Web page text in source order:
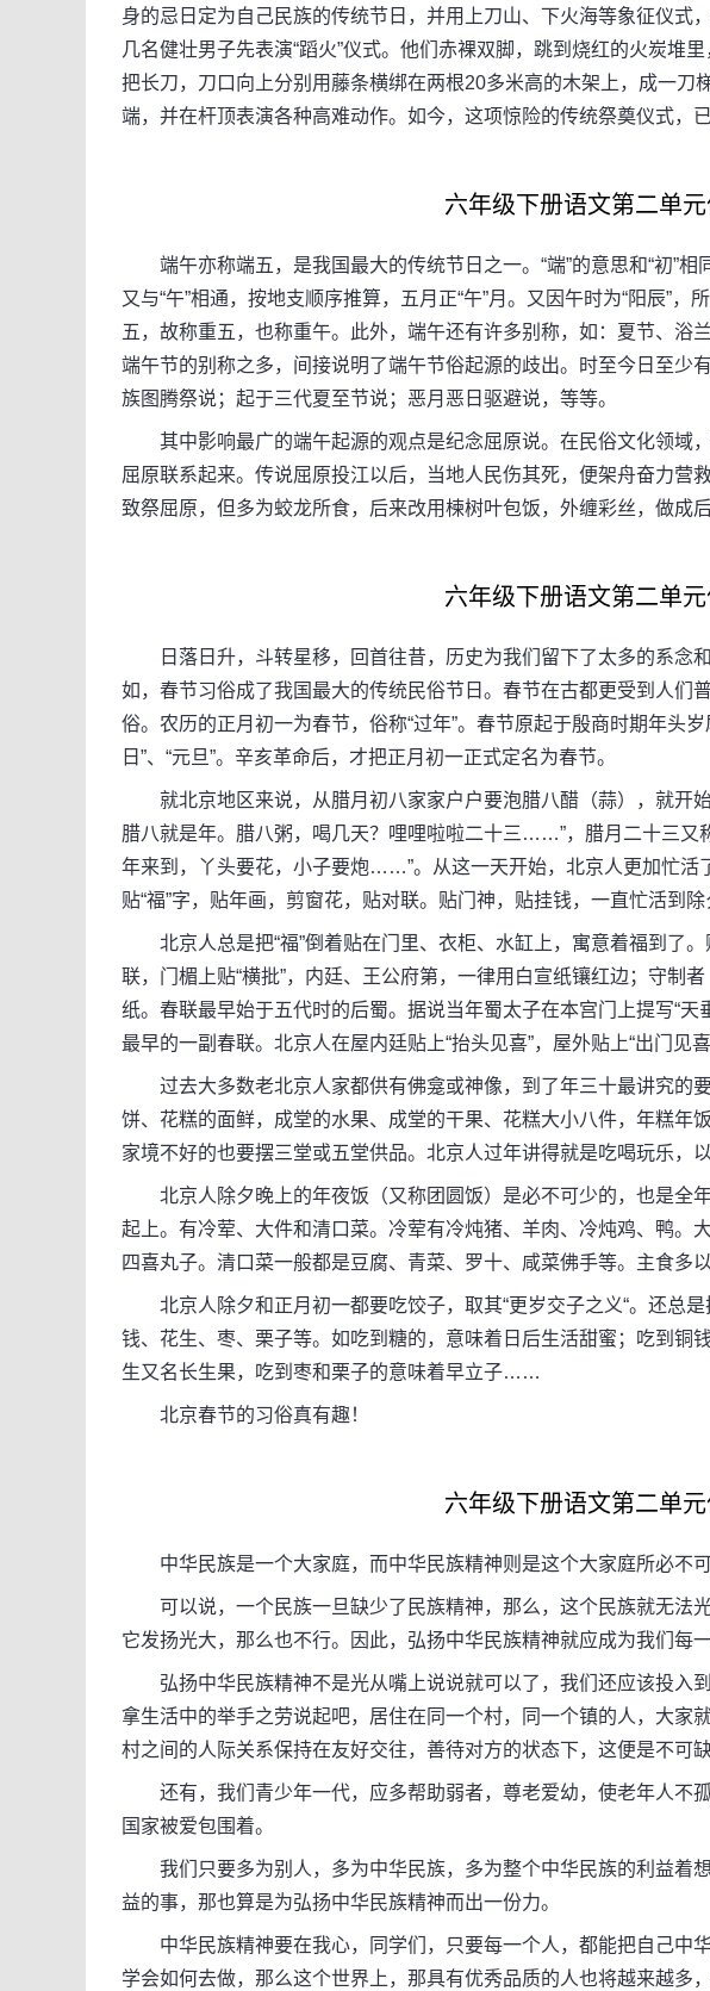
身的忌日定为自己民族的传统节日，并用上刀山、下火海等象征仪式
几名健壮男子先表演“蹈火”仪式。他们赤裸双脚，跳到烧红的火炭堆
把长刀，刀口向上分别用藤条横绑在两根20多米高的木架上，成一刀
端，并在杆顶表演各种高难动作。如今，这项惊险的传统祭奠仪式，
六年级下册语文第二单元
端午亦称端五，是我国最大的传统节日之一。“端”的意思和“初”相同
又与“午”相通，按地支顺序推算，五月正“午”月。又因午时为“阳辰”，
五，故称重五，也称重午。此外，端午还有许多别称，如：夏节、浴
端午节的别称之多，间接说明了端午节俗起源的歧出。时至今日至少
族图腾祭说；起于三代夏至节说；恶月恶日驱避说，等等。
其中影响最广的端午起源的观点是纪念屈原说。在民俗文化领域
屈原联系起来。传说屈原投江以后，当地人民伤其死，便架舟奋力营
致祭屈原，但多为蛟龙所食，后来改用楝树叶包饭，外缠彩丝，做成
六年级下册语文第二单元
日落日升，斗转星移，回首往昔，历史为我们留下了太多的系念和
如，春节习俗成了我国最大的传统民俗节日。春节在古都更受到人们
俗。农历的正月初一为春节，俗称“过年”。春节原起于殷商时期年头
日”、“元旦”。辛亥革命后，才把正月初一正式定名为春节。
就北京地区来说，从腊月初八家家户户要泡腊八醋（蒜），就开始
腊八就是年。腊八粥，喝几天？哩哩啦啦二十三……”，腊月二十三又
年来到，丫头要花，小子要炮……”。从这一天开始，北京人更加忙活
贴“福”字，贴年画，剪窗花，贴对联。贴门神，贴挂钱，一直忙活到除
北京人总是把“福”倒着贴在门里、衣柜、水缸上，寓意着福到了。
联，门楣上贴“横批”，内廷、王公府第，一律用白宣纸镶红边；守制
纸。春联最早始于五代时的后蜀。据说当年蜀太子在本宫门上提写“天
最早的一副春联。北京人在屋内廷贴上“抬头见喜”，屋外贴上“出门见喜
过去大多数老北京人家都供有佛龛或神像，到了年三十最讲究的
饼、花糕的面鲜，成堂的水果、成堂的干果、花糕大小八件，年糕年
家境不好的也要摆三堂或五堂供品。北京人过年讲得就是吃喝玩乐，
北京人除夕晚上的年夜饭（又称团圆饭）是必不可少的，也是全
起上。有冷荤、大件和清口菜。冷荤有冷炖猪、羊肉、冷炖鸡、鸭。
四喜丸子。清口菜一般都是豆腐、青菜、罗十、咸菜佛手等。主食多
北京人除夕和正月初一都要吃饺子，取其“更岁交子之义“。还总是
钱、花生、枣、栗子等。如吃到糖的，意味着日后生活甜蜜；吃到铜
生又名长生果，吃到枣和栗子的意味着早立子……
北京春节的习俗真有趣！
六年级下册语文第二单元
中华民族是一个大家庭，而中华民族精神则是这个大家庭所必不可
可以说，一个民族一旦缺少了民族精神，那么，这个民族就无法
它发扬光大，那么也不行。因此，弘扬中华民族精神就应成为我们每
弘扬中华民族精神不是光从嘴上说说就可以了，我们还应该投入
拿生活中的举手之劳说起吧，居住在同一个村，同一个镇的人，大家
村之间的人际关系保持在友好交往，善待对方的状态下，这便是不可
还有，我们青少年一代，应多帮助弱者，尊老爱幼，使老年人不
国家被爱包围着。
我们只要多为别人，多为中华民族，多为整个中华民族的利益着
益的事，那也算是为弘扬中华民族精神而出一份力。
中华民族精神要在我心，同学们，只要每一个人，都能把自己中
学会如何去做，那么这个世界上，那具有优秀品质的人也将越来越多